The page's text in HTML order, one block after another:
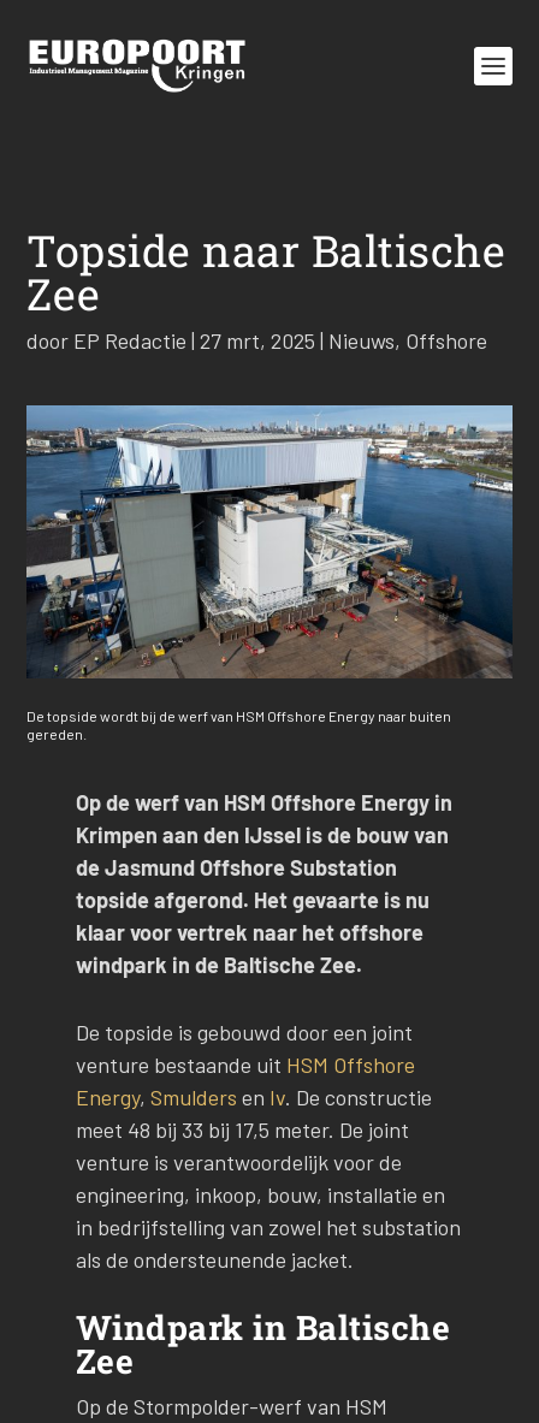
Topside naar Baltische
Zee
door EP Redactie |27 mrt, 2025 | Nieuws, Offshore
De topside wordt bij de werf van HSM Offshore Energy naar buiten
gereden.
Op de werf van HSM Offshore Energy in
Krimpen aan den IJssel is de bouw van
de Jasmund Offshore Substation
topside afgerond. Het gevaarte is nu
klaar voor vertrek naar het offshore
windpark in de Baltische Zee.
De topside is gebouwd door een joint
venture bestaande uit HSM Offshore
Energy, Smulders en Iv. De constructie
meet 48 bij 33 bij 17,5 meter. De joint
venture is verantwoordelijk voor de
engineering, inkoop, bouw, installatie en
in bedrijfstelling van zowel het substation
als de ondersteunende jacket.
Windpark in Baltische
Zee
Op de Stormpolder-werf van HSM